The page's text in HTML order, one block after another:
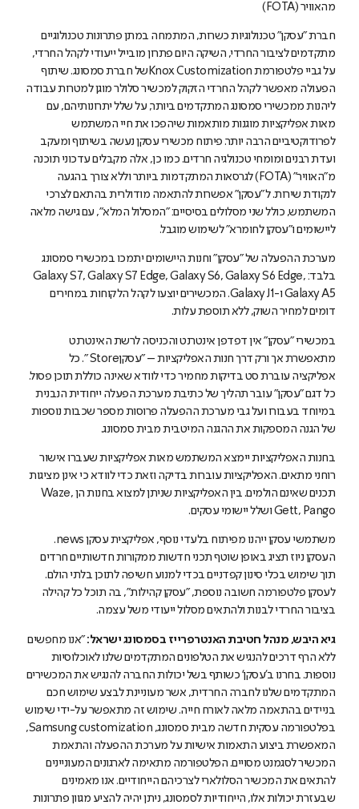
מהאוויר (FOTA)
חברת "עסקן" טכנולוגיות כשרות, המתמחה במתן פתרונות טכנולוגיים
מתקדמים לציבור החרדי, השיקה היום פתרון מובייל ייעודי לקהל החרדי,
על גביי פלטפורמת Knox Customizationשל חברת סמסונג. שיתוף
הפעולה מאפשר לקהל החרדי הזקוק למכשיר סלולר מוגן למטרות עבודה
ליהנות ממכשירי סמסונג המתקדמים ביותר, על שלל יתרונותיהם, עם
מאות אפליקציות מוגנות מותאמות שיהפכו את חיי המשתמש
לפרודוקטיביים הרבה יותר. פיתוח מכשירי עסקן נעשה בשיתוף ומעקב
ועדת רבנים ומומחי טכנולגיה חרדים. כמו כן, אלה מקבלים עדכוני תוכנה
מ״האוויר״ (FOTA) לגרסאות המתקדמות ביותר וללא צורך בהגעה
לנקודת שירות. ל"עסקן" אפשרות להתאמה מודולרית בהתאם לצרכי
המשתמש, כולל שני מסלולים בסיסיים: "המסלול המלא", עם גישה מלאה
ליישומים ו"עסקן לחומרא" לשימוש מוגבל.
מערכת ההפעלה של "עסקן" וחנות היישומים יתמכו במכשירי סמסונג
בלבד: Galaxy S7, Galaxy S7 Edge, Galaxy S6, Galaxy S6 Edge,
Galaxy A5 ו-Galaxy J1. המכשירים יוצעו לקהל הלקוחות במחירים
דומים למחיר השוק, ללא תוספת עלות.
במכשירי ״עסקן״ אין דפדפן אינטרנט והכניסה לרשת האינטרנט
מתאפשרת אך ורק דרך חנות האפליקציות – ״עסקןStore ". כל
אפליקציה עוברת סט בדיקות מחמיר כדי לוודא שאינה כוללת תוכן פסול.
כל דגם ״עסקן״ עובר תהליך של כתיבת מערכת הפעלה ייחודית הנבנית
במיוחד בעבורו ועל גבי מערכת ההפעלה פרוסות מספר שכבות נוספות
של הגנה המספקות את ההגנה המיטבית מבית סמסונג.
בחנות האפליקציות יימצא המשתמש מאות אפליקציות שעברו אישור
רוחני מתאים. האפליקציות עוברות בדיקה וזאת כדי לוודא כי אינן מציגות
תכנים שאינם הולמים. בין האפליקציות שניתן למצוא בחנות הן Waze,
Gett, Pango ושלל יישומי עסקים.
משתמשי עסקן ייהנו מפיתוח בלעדי נוסף, אפליקצית עסקן news.
העסקן ניוז תציג באופן שוטף תכני חדשות ממקורות חדשותיים חרדים
תוך שימוש בכלי סינון קפדניים בכדי למנוע חשיפה לתוכן בלתי הולם.
לעסקן פלטפורמה חשובה נוספת, ״עסקן קהילות״, בה תוכל כל קהילה
בציבור החרדי לבנות ולהתאים מסלול ייעודי משל עצמה.
גיא היבש, מנהל חטיבת האנטרפרייז בסמסונג ישראל:"אנו מחפשים
ללא הרף דרכים להנגיש את הטלפונים המתקדמים שלנו לאוכלוסיות
נוספות. בחרנו ב'עסקן' כשותף בשל יכולות החברה להנגיש את המכשירים
המתקדמים שלנו לחברה החרדית, אשר מעוניינת לבצע שימוש חכם
בניידים בהתאמה מלאה לאורח חייה. שימוש זה מתאפשר על-ידי שימוש
בפלטפורמה עסקית חדשה מבית סמסונג, Samsung customization,
המאפשרת ביצוע התאמות אישיות על מערכת ההפעלה והתאמת
המכשיר לסגמנט מסויים. הפלטפורמה מתאימה לארגונים המעוניינים
להתאים את המכשיר הסלולארי לצרכיהם הייחודיים. אנו מאמינים
שבעזרת יכולות אלו, הייחודיות לסמסונג, ניתן יהיה להציע מגוון פתרונות